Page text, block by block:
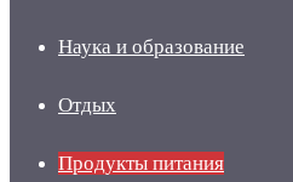
Наука и образование
Отдых
Продукты питания